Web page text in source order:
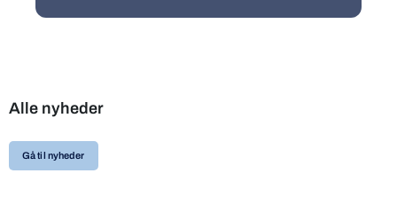
Alle nyheder
Gå til nyheder